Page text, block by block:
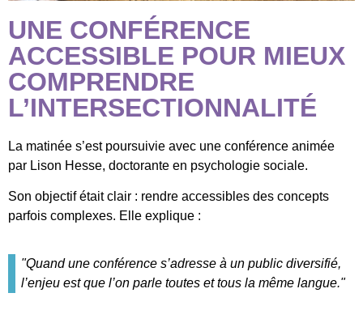
UNE CONFÉRENCE
ACCESSIBLE POUR MIEUX
COMPRENDRE
L’INTERSECTIONNALITÉ
La matinée s’est poursuivie avec une conférence animée
par Lison Hesse, doctorante en psychologie sociale.
Son objectif était clair : rendre accessibles des concepts
parfois complexes. Elle explique :
"Quand une conférence s’adresse à un public diversifié,
l’enjeu est que l’on parle toutes et tous la même langue."